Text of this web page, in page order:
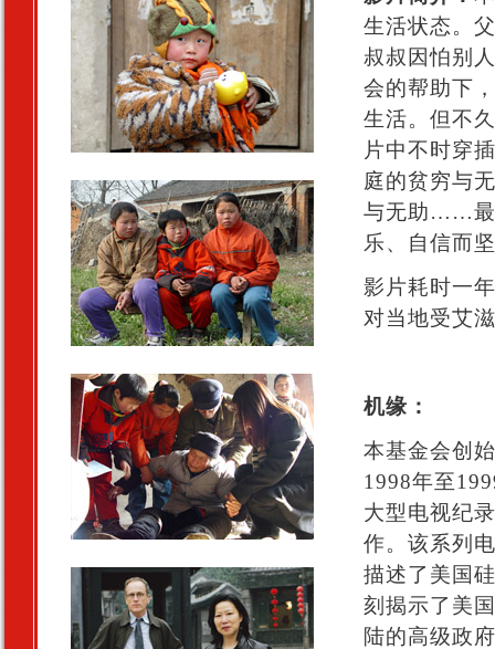
生活状态。
叔叔因怕别
会的帮助下
生活。但不
片中不时穿
庭的贫穷与
与无助……最
乐、自信而
影片耗时一
对当地受艾
机缘：
本基金会创
1998年至
大型电视纪
作。该系列
描述了美国
刻揭示了美
陆的高级政